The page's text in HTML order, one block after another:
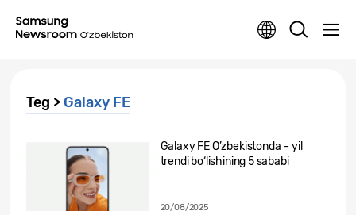
Teg > Galaxy FE
Galaxy FE O’zbekistonda – yil
trendi bo‘lishining 5 sababi
20/08/2025